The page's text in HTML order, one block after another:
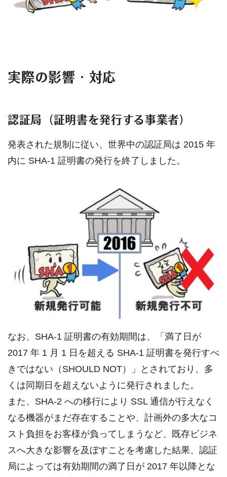
実際の影響・対応
認証局（証明書を発行する事業者）
発表された規制に従い、世界中の認証局は 2015 年
内に SHA-1 証明書の発行を終了しました。
なお、SHA-1 証明書の有効期間は、「満了日が
2017 年 1 月 1 日を超える SHA-1 証明書を発行すべ
きではない（SHOULD NOT）」とされており、多
くは同期日を超えないように発行されました。
また、SHA-2 への移行により SSL 通信が行えなく
なる機器がまだ存在することや、計画外の多大なコ
スト負担をお客様が負ってしまうなど、既存ビジネ
スへ大きな影響を及ぼすことを考慮した結果、認証
局によっては有効期間の満了日が 2017 年以降とな